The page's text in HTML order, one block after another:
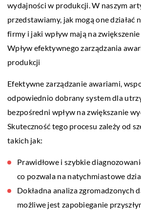
wydajności w produkcji. W naszym
przedstawiamy, jak mogą one działać
firmy i jaki wpływ mają na
Wpływ efektywnego zarządzania
produkcji
Efektywne zarządzanie awariami,
odpowiednio dobrany system dla
bezpośredni wpływ na zwiększanie
Skuteczność tego procesu zależy od
takich jak:
Prawidłowe i szybkie
co pozwala na natychmiastowe
Dokładna analiza zgromadzonych
możliwe jest zapobieganie